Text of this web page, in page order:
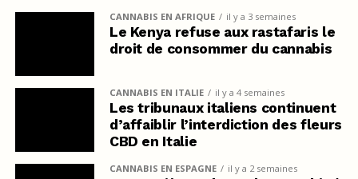
CANNABIS EN AFRIQUE il y a 3 semaines
Le Kenya refuse aux rastafaris le
droit de consommer du cannabis
CANNABIS EN ITALIE il y a 4 semaines
Les tribunaux italiens continuent
d’affaiblir l’interdiction des fleurs
CBD en Italie
CANNABIS EN ESPAGNE il y a 2 semaines